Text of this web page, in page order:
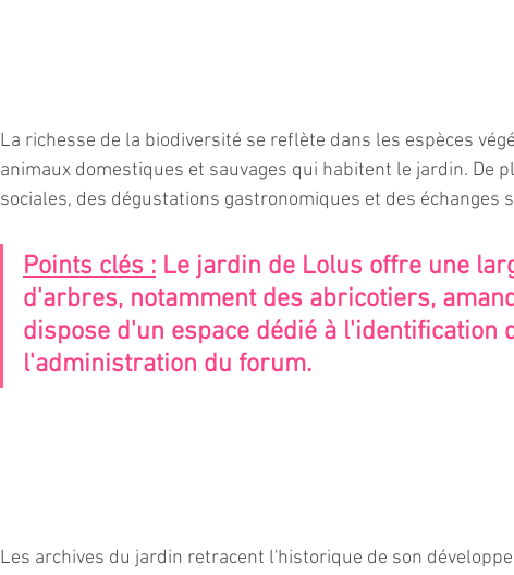
La richesse de la biodiversité se reflète dans les espèces
animaux domestiques et sauvages qui habitent le jardin. De
sociales, des dégustations gastronomiques et des échanges
Points clés : Le jardin de Lolus offre une
d'arbres, notamment des abricotiers,
dispose d'un espace dédié à l'identification
l'administration du forum.
Les archives du jardin retracent l'historique de son